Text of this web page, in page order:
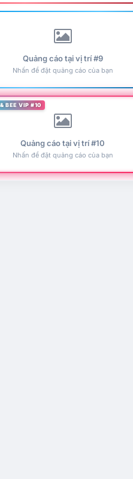
Quảng cáo tại vị trí #9
Nhấn để đặt quảng cáo của bạn
BEE VIP #10
Quảng cáo tại vị trí #10
Nhấn để đặt quảng cáo của bạn